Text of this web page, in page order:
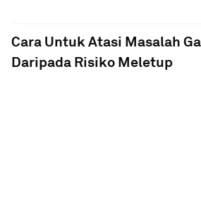
Cara Untuk Atasi Masalah
Daripada Risiko Meletup